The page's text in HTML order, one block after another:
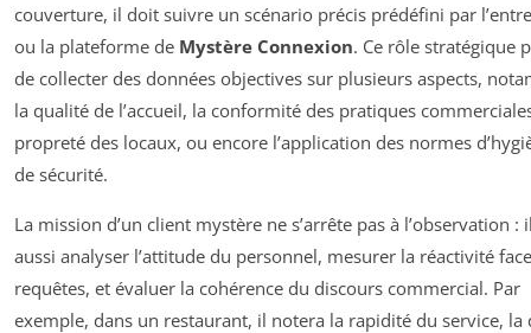
couverture, il doit suivre un scénario précis prédéfini par
ou la plateforme de Mystère Connexion. Ce rôle stratégique
de collecter des données objectives sur plusieurs aspects,
la qualité de l’accueil, la conformité des pratiques
propreté des locaux, ou encore l’application des normes
de sécurité.
La mission d’un client mystère ne s’arrête pas à l’observation :
aussi analyser l’attitude du personnel, mesurer la réactivité
requêtes, et évaluer la cohérence du discours commercial. Par
exemple, dans un restaurant, il notera la rapidité du service, la